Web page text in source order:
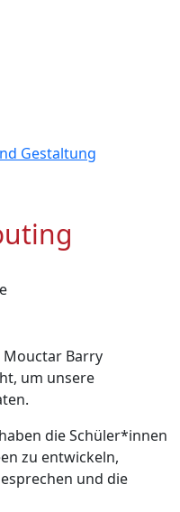
Mouctar Barry
um unsere
die Schüler*innen
zu entwickeln,
und die